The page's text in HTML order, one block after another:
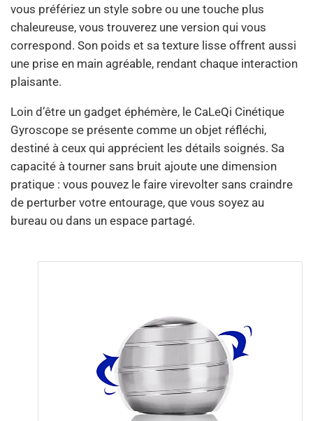
vous préfériez un style sobre ou une touche plus
chaleureuse, vous trouverez une version qui vous
correspond. Son poids et sa texture lisse offrent aussi
une prise en main agréable, rendant chaque interaction
plaisante.
Loin d’être un gadget éphémère, le CaLeQi Cinétique
Gyroscope se présente comme un objet réfléchi,
destiné à ceux qui apprécient les détails soignés. Sa
capacité à tourner sans bruit ajoute une dimension
pratique : vous pouvez le faire virevolter sans craindre
de perturber votre entourage, que vous soyez au
bureau ou dans un espace partagé.